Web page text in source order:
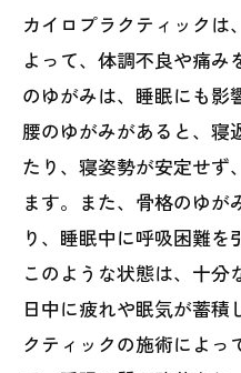
うなのか？
カイロプラクティックは
よって、体調不良や痛
のゆがみは、睡眠にも影
腰のゆがみがあると、寝
たり、寝姿勢が安定せず
ます。また、骨格のゆが
り、睡眠中に呼吸困難を
このような状態は、十分
日中に疲れや眠気が蓄積
クティックの施術によっ